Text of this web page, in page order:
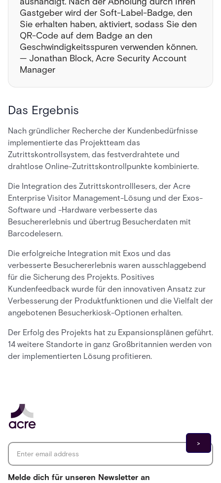
Gastgeber wird der Soft-Label-Badge, den
Sie erhalten haben, aktiviert, sodass Sie den
QR-Code auf dem Badge an den
Geschwindigkeitsspuren verwenden können.
— Jonathan Block, Acre Security Account
Manager
Das Ergebnis
Nach gründlicher Recherche der Kundenbedürfnisse
implementierte das Projektteam das
Zutrittskontrollsystem, das festverdrahtete und
drahtlose Online-Zutrittskontrollpunkte kombinierte.
Die Integration des Zutrittskontrolllesers, der Acre
Enterprise Visitor Management-Lösung und der Exos-
Software und -Hardware verbesserte das
Besuchererlebnis und übertrug Besucherdaten mit
Barcodelesern.
Die erfolgreiche Integration mit Exos und das
verbesserte Besuchererlebnis waren ausschlaggebend
für die Sicherung des Projekts. Positives
Kundenfeedback wurde für den innovativen Ansatz zur
Verbesserung der Produktfunktionen und die Vielfalt der
angebotenen Besucherkiosk-Optionen erhalten.
Der Erfolg des Projekts hat zu Expansionsplänen geführt.
14 weitere Standorte in ganz Großbritannien werden von
der implementierten Lösung profitieren.
Melde dich für unseren Newsletter an